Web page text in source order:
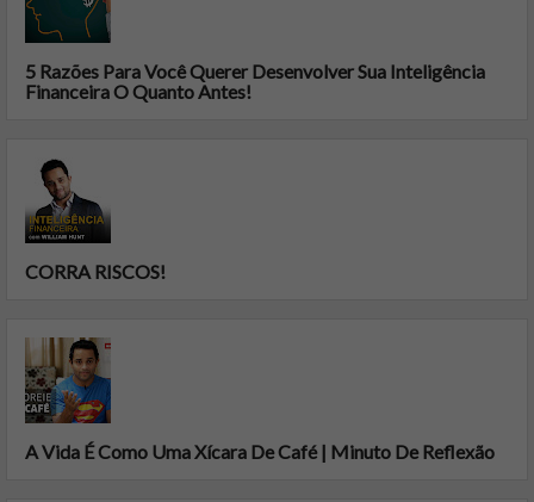
5 Razões Para Você Querer Desenvolver Sua Inteligência
Financeira O Quanto Antes!
CORRA RISCOS!
A Vida É Como Uma Xícara De Café | Minuto De Reflexão